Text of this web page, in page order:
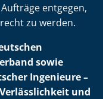
entgegen,
zu werden.
sowie
Ingenieure –
und